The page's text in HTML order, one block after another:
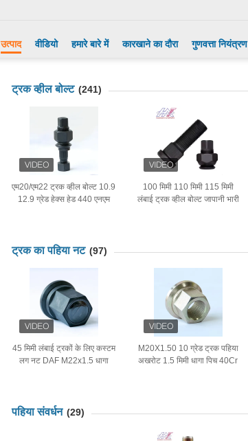
उत्पाद वीडियो हमारे बारे में कारखाने का दौरा गुणवत्ता नियंत्रण
ट्रक व्हील बोल्ट (241)
एम20/एम22 ट्रक व्हील बोल्ट 10.9
12.9 ग्रेड हेक्स हेड 440 एनएम
100 मिमी 110 मिमी 115 मिमी
लंबाई ट्रक व्हील बोल्ट जापानी भारी
ट्रक का पहिया नट (97)
45 मिमी लंबाई ट्रकों के लिए कस्टम
लग नट DAF M22x1.5 धागा
M20X1.50 10 ग्रेड ट्रक पहिया
अखरोट 1.5 मिमी धागा पिच 40Cr
पहिया संवर्धन (29)